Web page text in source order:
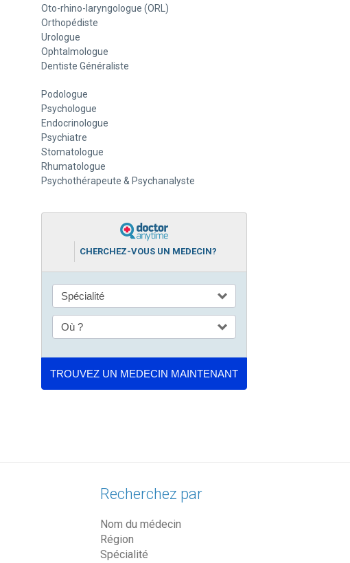
Oto-rhino-laryngologue (ORL)
Orthopédiste
Urologue
Ophtalmologue
Dentiste Généraliste
Podologue
Psychologue
Endocrinologue
Psychiatre
Stomatologue
Rhumatologue
Psychothérapeute & Psychanalyste
CHERCHEZ-VOUS UN MEDECIN?
Recherchez par
Nom du médecin
Région
Spécialité